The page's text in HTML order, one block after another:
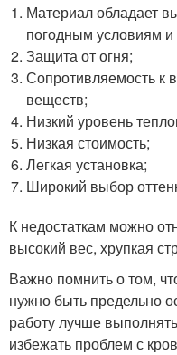
Материал обладает
погодным условиям
Защита от огня;
Сопротивляемость к
веществ;
Низкий уровень
Низкая стоимость;
Легкая установка;
Широкий выбор
К недостаткам можно
высокий вес, хрупкая
Важно помнить о том,
нужно быть предельно
работу лучше
избежать проблем с